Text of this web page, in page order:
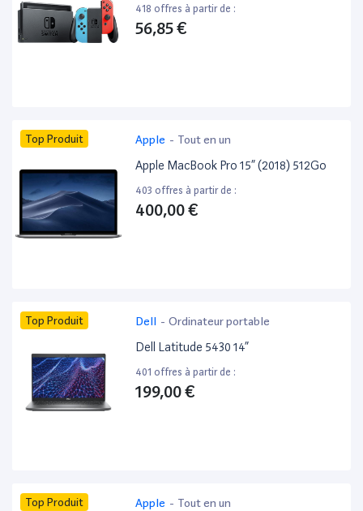
418 offres à partir de :
56,85 €
Top Produit Apple - Tout en un
Apple MacBook Pro 15” (2018) 512Go
403 offres à partir de :
400,00 €
Top Produit Dell - Ordinateur portable
Dell Latitude 5430 14”
401 offres à partir de :
199,00 €
Top Produit Apple - Tout en un